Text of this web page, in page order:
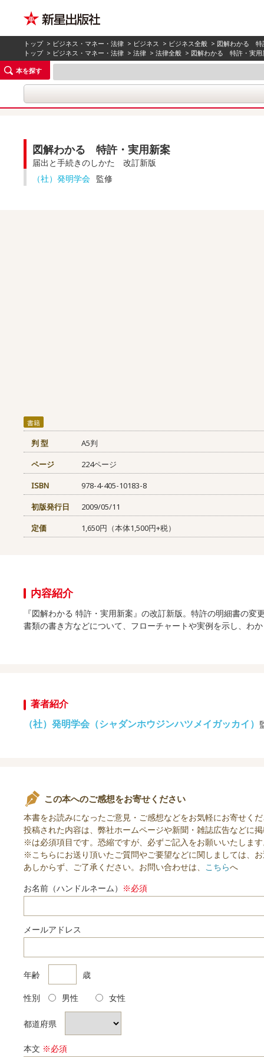
トップ > ビジネス・マネー・法律 > ビジネス > ビジネス全般 > 図解わかる 特
トップ > ビジネス・マネー・法律 >法律 >法律全般 > 図解わかる 特許・実
本を探す
図解わかる 特許・実用新案
届出と手続きのしかた 改訂新版
（社）発明学会 監修
書籍
判 型
A5判
ページ
224ページ
ISBN
978-4-405-10183-8
初版発行日
2009/05/11
定価
1,650円（本体1,500円+税）
内容紹介
『図解わかる 特許・実用新案』の改訂新版。特許の明細書の
書類の書き方などについて、フローチャートや実例を示し、わ
著者紹介
（社）発明学会（シャダンホウジンハツメイガッカイ）
この本へのご感想をお寄せください
本書をお読みになったご意見・ご感想などをお気軽にお寄せくだ
投稿された内容は、弊社ホームページや新聞・雑誌広告などに
※は必須項目です。恐縮ですが、必ずご記入をお願いいたします
※こちらにお送り頂いたご質問やご要望などに関しましては、お
あしからず、ご了承ください。お問い合わせは、 こちらへ
お名前（ハンドルネーム） ※必須
メールアドレス
年齢 歳
性別 男性 女性
都道府県
本文 ※必須